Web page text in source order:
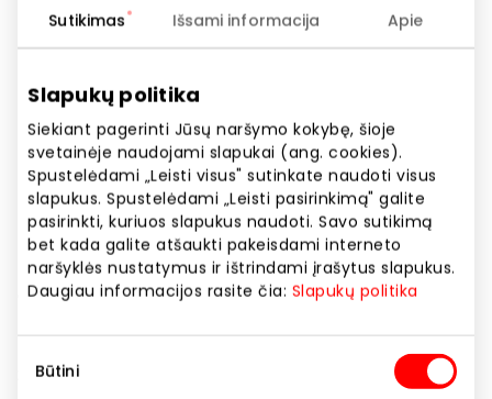
Sutikimas Išsami informacija Apie
Slapukų politika
Siekiant pagerinti Jūsų naršymo kokybę, šioje
svetainėje naudojami slapukai (ang. cookies).
Spustelėdami „Leisti visus" sutinkate naudoti visus
slapukus. Spustelėdami „Leisti pasirinkimą" galite
pasirinkti, kuriuos slapukus naudoti. Savo sutikimą
bet kada galite atšaukti pakeisdami interneto
naršyklės nustatymus ir ištrindami įrašytus slapukus.
Daugiau informacijos rasite čia: Slapukų politika
pasirinkimas
Būtini
Telefono numeris
Svetainės adresas
https://www.apranga.lt
Rodyti lokaciją žemėlapyje
Drabužių parduotuvių tinklas, skirtas tiems, kurių
gyvenimas verda miesto širdyje. „City“ širdis –
kurio vibracijas atspindi žinomiausi Europos prekės
ženklai, patikrinti laiko ir kosmopolitiško miesto